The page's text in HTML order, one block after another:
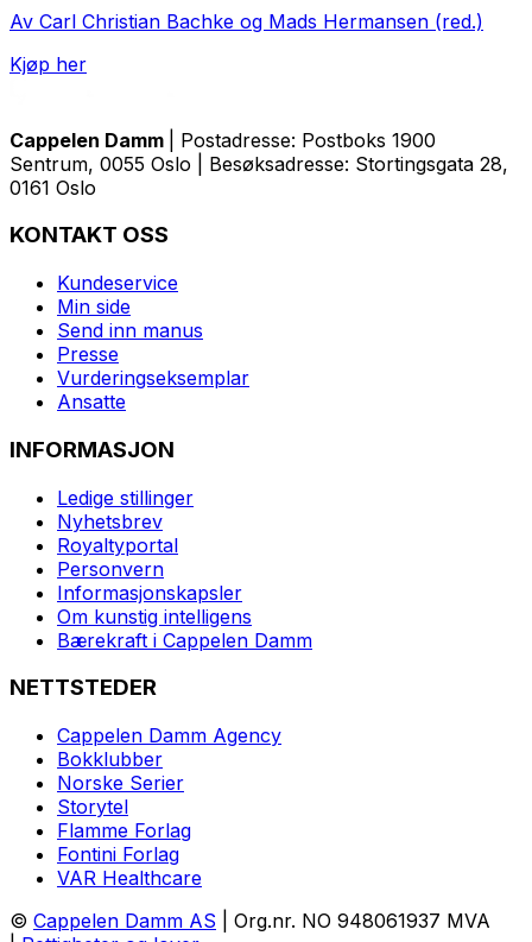
Av Carl Christian Bachke og Mads Hermansen (red.)
Kjøp her
Cappelen Damm
| Postadresse: Postboks 1900
Sentrum, 0055 Oslo | Besøksadresse: Stortingsgata 28,
0161 Oslo
KONTAKT OSS
Kundeservice
Min side
Send inn manus
Presse
Vurderingseksemplar
Ansatte
INFORMASJON
Ledige stillinger
Nyhetsbrev
Royaltyportal
Personvern
Informasjonskapsler
Om kunstig intelligens
Bærekraft i Cappelen Damm
NETTSTEDER
Cappelen Damm Agency
Bokklubber
Norske Serier
Storytel
Flamme Forlag
Fontini Forlag
VAR Healthcare
© Cappelen Damm AS | Org.nr. NO 948061937 MVA